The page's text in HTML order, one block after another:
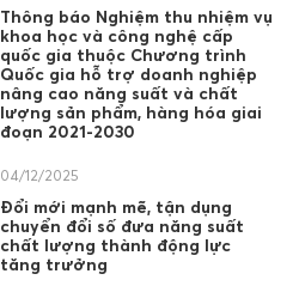
Thông báo Nghiệm thu nhiệm vụ
khoa học và công nghệ cấp
quốc gia thuộc Chương trình
Quốc gia hỗ trợ doanh nghiệp
nâng cao năng suất và chất
lượng sản phẩm, hàng hóa giai
đoạn 2021-2030
04/12/2025
Đổi mới mạnh mẽ, tận dụng
chuyển đổi số đưa năng suất
chất lượng thành động lực
tăng trưởng